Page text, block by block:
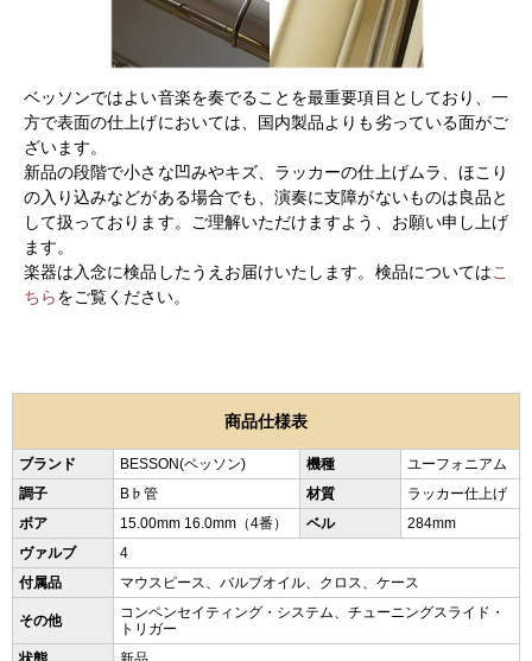
ベッソンではよい音楽を奏でることを最重要項目としており、一
方で表面の仕上げにおいては、国内製品よりも劣っている面がご
ざいます。
新品の段階で小さな凹みやキズ、ラッカーの仕上げムラ、ほこり
の入り込みなどがある場合でも、演奏に支障がないものは良品と
して扱っております。ご理解いただけますよう、お願い申し上げ
ます。
楽器は入念に検品したうえお届けいたします。検品についてはこ
ちらをご覧ください。
商品仕様表
ブランド BESSON(ベッソン) 機種
ユーフォニアム
調子
B♭管 材質
ラッカー仕上げ
ボア
15.00mm 16.0mm（4番） ベル
284mm
ヴァルブ
4
付属品
マウスピース、バルブオイル、クロス、ケース
その他
コンペンセイティング・システム、チューニングスライド・
トリガー